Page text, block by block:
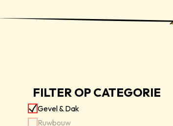
FILTER OP CATEGORIE
Gevel & Dak
Ruwbouw